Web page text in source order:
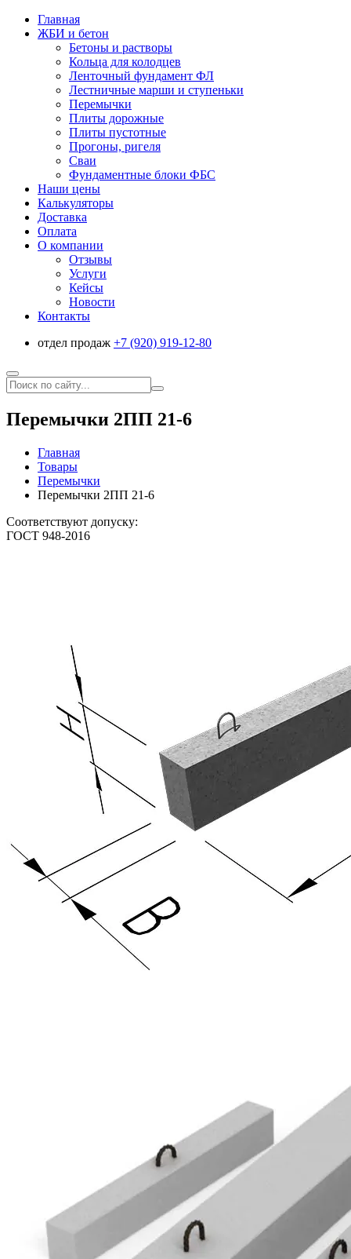
Главная
ЖБИ и бетон
Бетоны и растворы
Кольца для колодцев
Ленточный фундамент ФЛ
Лестничные марши и ступеньки
Перемычки
Плиты дорожные
Плиты пустотные
Прогоны, ригеля
Сваи
Фундаментные блоки ФБС
Наши цены
Калькуляторы
Доставка
Оплата
О компании
Отзывы
Услуги
Кейсы
Новости
Контакты
отдел продаж +7 (920) 919-12-80
Перемычки 2ПП 21-6
Главная
Товары
Перемычки
Перемычки 2ПП 21-6
Соответствуют допуску:
ГОСТ 948-2016